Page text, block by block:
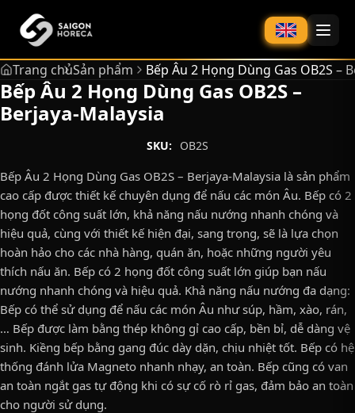
chính
Trang chủSản phẩm Bếp Âu 2 Họng Dùng Gas OB2S –
Bếp Âu 2 Họng Dùng Gas OB2S –
Berjaya-Malaysia
SKU: OB2S
Bếp Âu 2 Họng Dùng Gas OB2S – Berjaya-Malaysia là sản phẩm
cao cấp được thiết kế chuyên dụng để nấu các món Âu. Bếp có 2
họng đốt công suất lớn, khả năng nấu nướng nhanh chóng và
hiệu quả, cùng với thiết kế hiện đại, sang trọng, sẽ là lựa chọn
hoàn hảo cho các nhà hàng, quán ăn, hoặc những người yêu
thích nấu ăn. Bếp có 2 họng đốt công suất lớn giúp bạn nấu
nướng nhanh chóng và hiệu quả. Khả năng nấu nướng đa dạng:
Bếp có thể sử dụng để nấu các món Âu như súp, hầm, xào, rán,
… Bếp được làm bằng thép không gỉ cao cấp, bền bỉ, dễ dàng vệ
sinh. Kiềng bếp bằng gang đúc dày dặn, chịu nhiệt tốt. Bếp có hệ
thống đánh lửa Magneto nhanh nhạy, an toàn. Bếp cũng có van
an toàn ngắt gas tự động khi có sự cố rò rỉ gas, đảm bảo an toàn
cho người sử dụng.